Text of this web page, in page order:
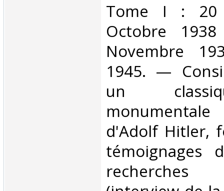
‎Tome I : 20
Octobre
Novembre
1945. —
un
d'Adolf Hitler,
témoignages
recherches